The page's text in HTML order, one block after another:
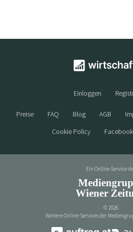
Einloggen
Preise FAQ Blog AGB
Cookie Policy
Facebook
Ein Online-Service
Wiener
© 2026
Weitere Online-Services der